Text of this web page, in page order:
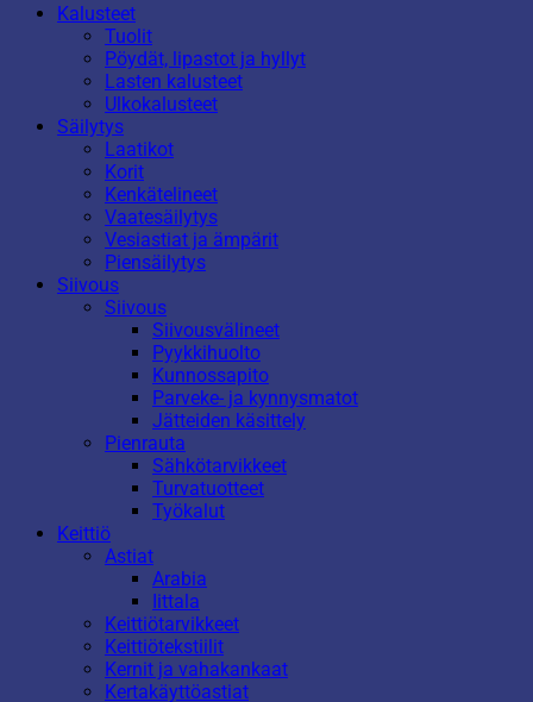
Kalusteet
Tuolit
Pöydät, lipastot ja hyllyt
Lasten kalusteet
Ulkokalusteet
Säilytys
Laatikot
Korit
Kenkätelineet
Vaatesäilytys
Vesiastiat ja ämpärit
Piensäilytys
Siivous
Siivous
Siivousvälineet
Pyykkihuolto
Kunnossapito
Parveke- ja kynnysmatot
Jätteiden käsittely
Pienrauta
Sähkötarvikkeet
Turvatuotteet
Työkalut
Keittiö
Astiat
Arabia
Iittala
Keittiötarvikkeet
Keittiötekstiilit
Kernit ja vahakankaat
Kertakäyttöastiat